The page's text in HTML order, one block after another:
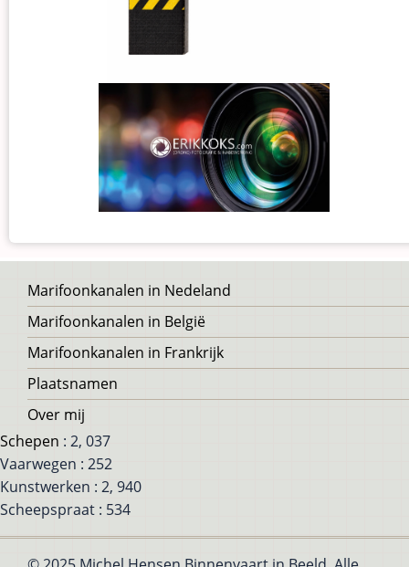
Voet
Marifoonkanalen in Nedeland
Marifoonkanalen in België
Marifoonkanalen in Frankrijk
Plaatsnamen
Over mij
Schepen : 2, 037
Vaarwegen : 252
Kunstwerken : 2, 940
Scheepspraat : 534